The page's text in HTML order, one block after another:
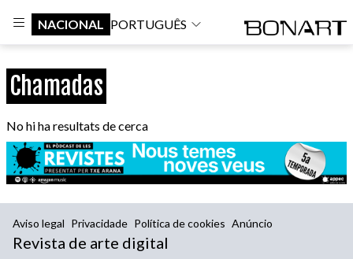
NACIONAL PORTUGUÊS
Chamadas
No hi ha resultats de cerca
Aviso legal Privacidade Política de cookies Anúncio
Revista de arte digital